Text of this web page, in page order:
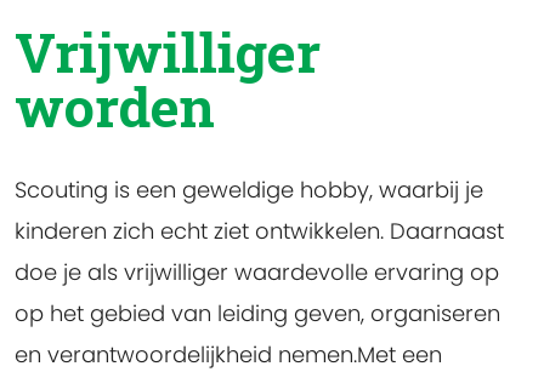
Vrijwilliger
worden
Scouting is een geweldige hobby, waarbij je
kinderen zich echt ziet ontwikkelen. Daarnaast
doe je als vrijwilliger waardevolle ervaring op
op het gebied van leiding geven, organiseren
en verantwoordelijkheid nemen.Met een